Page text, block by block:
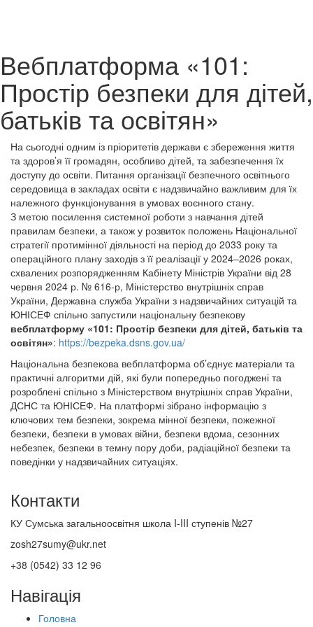
Вебплатформа «101:
Простір безпеки для дітей,
батьків та освітян»
На сьогодні одним із пріоритетів держави є збереження життя
та здоров’я її громадян, особливо дітей, та забезпечення їх
доступу до освіти. Питання організації безпечного освітнього
середовища в закладах освіти є надзвичайно важливим для їх
належного функціонування в умовах воєнного стану.
З метою посилення системної роботи з навчання дітей
правилам безпеки, а також у розвиток положень Національної
стратегії протимінної діяльності на період до 2033 року та
операційного плану заходів з її реалізації у 2024–2026 роках,
схвалених розпорядженням Кабінету Міністрів України від 28
червня 2024 р. № 616-р, Міністерство внутрішніх справ
України, Державна служба України з надзвичайних ситуацій та
ЮНІСЕФ спільно запустили національну безпекову
вебплатформу «101: Простір безпеки для дітей, батьків та
освітян»: https://bezpeka.dsns.gov.ua/
Національна безпекова вебплатформа об’єднує матеріали та
практичні алгоритми дій, які були попередньо погоджені та
розроблені спільно з Міністерством внутрішніх справ України,
ДСНС та ЮНІСЕФ. На платформі зібрано інформацію з
ключових тем безпеки, зокрема мінної безпеки, пожежної
безпеки, безпеки в умовах війни, безпеки вдома, сезонних
небезпек, безпеки в темну пору доби, радіаційної безпеки та
поведінки у надзвичайних ситуаціях.
Контакти
КУ Сумська загальноосвітня школа I-III ступенів №27
zosh27sumy@ukr.net
+38 (0542) 33 12 96
Навігація
Головна